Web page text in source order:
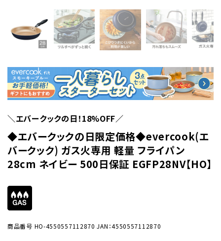
＼エバークックの日！18%OFF／
◆エバークックの日限定価格◆evercook(エ
バークック) ガス火専用 軽量 フライパン
28cm ネイビー 500日保証 EGFP28NV【HO】
商品番号 HO-4550557112870 JAN：4550557112870